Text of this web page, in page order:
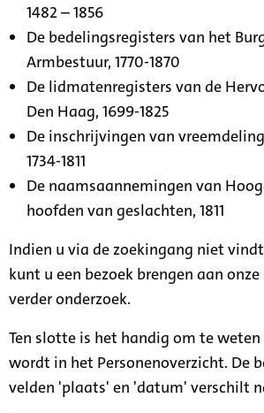
1482 – 1856
De bedelingsregisters van het
Armbestuur, 1770-1870
De lidmatenregisters van de
Den Haag, 1699-1825
De inschrijvingen van
1734-1811
De naamsaannemingen van
hoofden van geslachten, 1811
Indien u via de zoekingang niet
kunt u een bezoek brengen aan onze
verder onderzoek.
Ten slotte is het handig om te
wordt in het Personenoverzicht. De
velden 'plaats' en 'datum' verschilt